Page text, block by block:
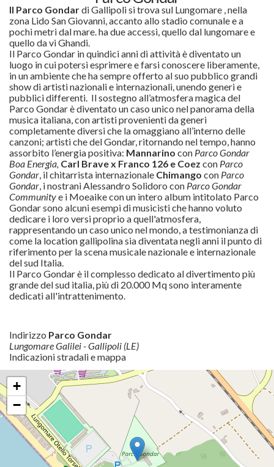
Il Parco Gondardi Gallipoli si trova sul Lungomare , nella
zona Lido San Giovanni, accanto allo stadio comunale e a
pochi metri dal mare. ha due accessi, quello dal lungomare e
quello da vi Ghandi.
Il Parco Gondar in quindici anni di attività è diventato un
luogo in cui potersi esprimere e farsi conoscere liberamente,
in un ambiente che ha sempre offerto al suo pubblico grandi
show di artisti nazionali e internazionali, unendo generi e
pubblici differenti. Il sostegno all’atmosfera magica del
Parco Gondar è diventato un caso unico nel panorama della
musica italiana, con artisti provenienti da generi
completamente diversi che la omaggiano all’interno delle
canzoni; artisti che del Gondar, ritornando nel tempo, hanno
assorbito l’energia positiva: Mannarino con Parco Gondar
Boa Energia, Carl Brave x Franco 126 e Coez con Parco
Gondar , il chitarrista internazionale Chimango con Parco
Gondar , i nostrani Alessandro Solidoro con Parco Gondar
Communitye i Moeaike con un intero album intitolato Parco
Gondar sono alcuni esempi di musicisti che hanno voluto
dedicare i loro versi proprio a quell'atmosfera,
rappresentando un caso unico nel mondo, a testimonianza di
come la location gallipolina sia diventata negli anni il punto di
riferimento per la scena musicale nazionale e internazionale
del sud Italia.
Il Parco Gondar è il complesso dedicato al divertimento più
grande del sud italia, più di 20.000 Mq sono interamente
dedicati all'intrattenimento.
Indirizzo Parco Gondar
Lungomare Galilei - Gallipoli (LE)
Indicazioni stradali e mappa
+
−